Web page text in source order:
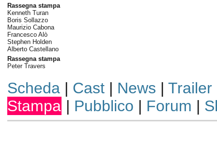
Rassegna stampa
Kenneth Turan
Boris Sollazzo
Maurizio Cabona
Francesco Alò
Stephen Holden
Alberto Castellano
Rassegna stampa
Peter Travers
Scheda| Cast| News | Trailer
Stampa | Pubblico | Forum |